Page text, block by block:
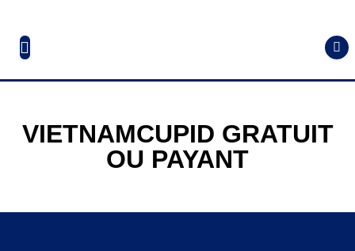
VIETNAMCUPID GRATUIT
OU PAYANT